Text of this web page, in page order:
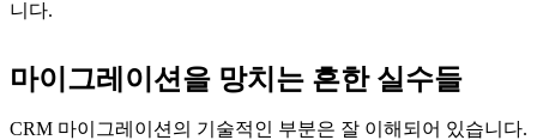
니다.
마이그레이션을 망치는 흔한 실수들
CRM 마이그레이션의 기술적인 부분은 잘 이해되어 있습니다.